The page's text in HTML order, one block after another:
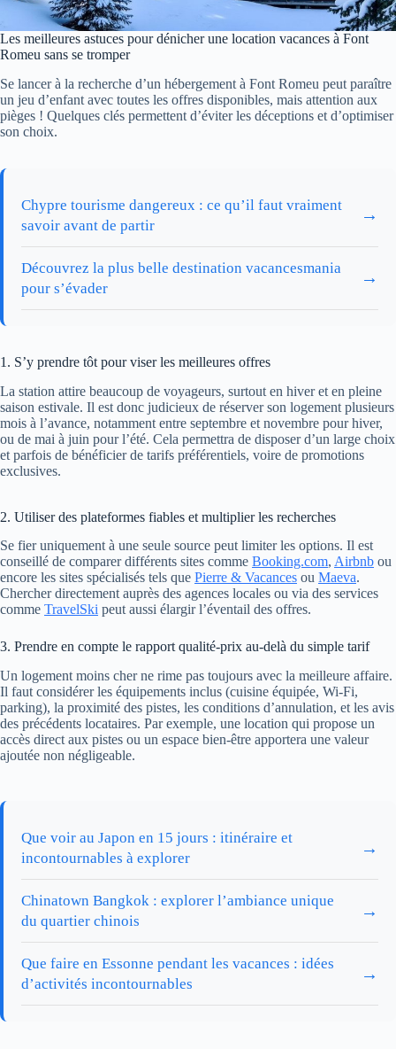
Les meilleures astuces pour dénicher une location vacances à Font
Romeu sans se tromper
Se lancer à la recherche d’un hébergement à Font Romeu peut paraître
un jeu d’enfant avec toutes les offres disponibles, mais attention aux
pièges ! Quelques clés permettent d’éviter les déceptions et d’optimiser
son choix.
Chypre tourisme dangereux : ce qu’il faut vraiment
savoir avant de partir
→
Découvrez la plus belle destination vacancesmania
pour s’évader
→
1. S’y prendre tôt pour viser les meilleures offres
La station attire beaucoup de voyageurs, surtout en hiver et en pleine
saison estivale. Il est donc judicieux de réserver son logement plusieurs
mois à l’avance, notamment entre septembre et novembre pour hiver,
ou de mai à juin pour l’été. Cela permettra de disposer d’un large choix
et parfois de bénéficier de tarifs préférentiels, voire de promotions
exclusives.
2. Utiliser des plateformes fiables et multiplier les recherches
Se fier uniquement à une seule source peut limiter les options. Il est
conseillé de comparer différents sites comme Booking.com, Airbnb ou
encore les sites spécialisés tels que Pierre & Vacances ou Maeva.
Chercher directement auprès des agences locales ou via des services
comme TravelSki peut aussi élargir l’éventail des offres.
3. Prendre en compte le rapport qualité-prix au-delà du simple tarif
Un logement moins cher ne rime pas toujours avec la meilleure affaire.
Il faut considérer les équipements inclus (cuisine équipée, Wi-Fi,
parking), la proximité des pistes, les conditions d’annulation, et les avis
des précédents locataires. Par exemple, une location qui propose un
accès direct aux pistes ou un espace bien-être apportera une valeur
ajoutée non négligeable.
Que voir au Japon en 15 jours : itinéraire et
incontournables à explorer
→
Chinatown Bangkok : explorer l’ambiance unique
du quartier chinois
→
Que faire en Essonne pendant les vacances : idées
d’activités incontournables
→